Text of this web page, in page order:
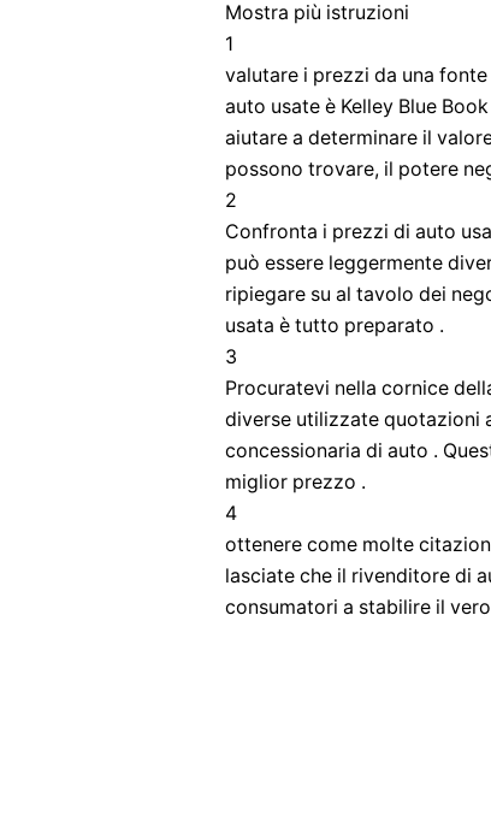
Mostra più istruzioni
1
valutare i prezzi da una
auto usate è Kelley Blue
aiutare a determinare il
possono trovare, il potere
2
Confronta i prezzi di auto
può essere leggermente
ripiegare su al tavolo dei
usata è tutto preparato .
3
Procuratevi nella cornice
diverse utilizzate quotazioni
concessionaria di auto .
miglior prezzo .
4
ottenere come molte
lasciate che il rivenditore di
consumatori a stabilire il